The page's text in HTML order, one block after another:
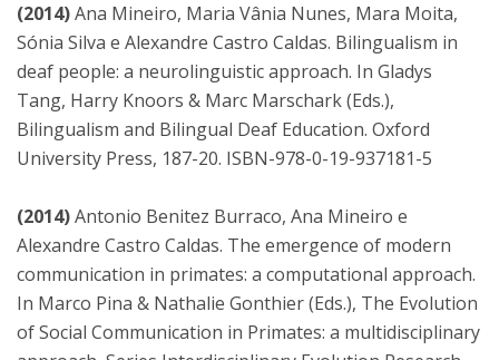
(2014)Ana Mineiro, Maria Vânia Nunes, Mara Moita,
Sónia Silva e Alexandre Castro Caldas. Bilingualism in
deaf people: a neurolinguistic approach. In Gladys
Tang, Harry Knoors & Marc Marschark (Eds.),
Bilingualism and Bilingual Deaf Education. Oxford
University Press, 187-20. ISBN-978-0-19-937181-5
(2014)Antonio Benitez Burraco, Ana Mineiro e
Alexandre Castro Caldas. The emergence of modern
communication in primates: a computational approach.
In Marco Pina & Nathalie Gonthier (Eds.), The Evolution
of Social Communication in Primates: a multidisciplinary